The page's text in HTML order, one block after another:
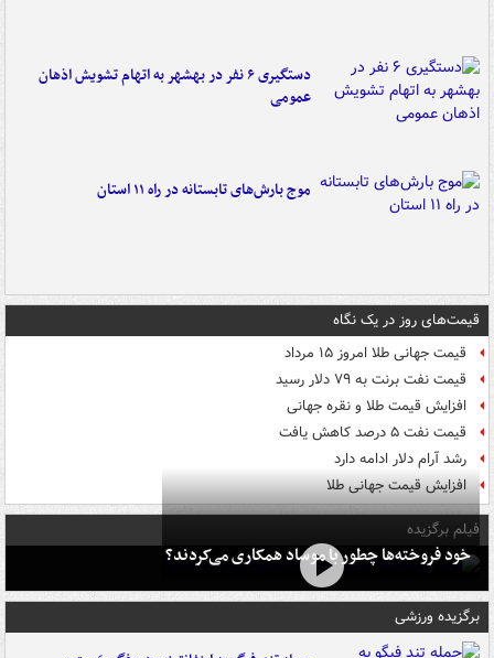
دستگیری ۶ نفر در بهشهر به اتهام تشویش اذهان
عمومی
موج بارش‌های تابستانه در راه ۱۱ استان
قیمت‌های روز در یک نگاه
قیمت جهانی طلا امروز ۱۵ مرداد
قیمت نفت برنت به ۷۹ دلار رسید
افزایش قیمت طلا و نقره جهانی
قیمت نفت ۵ درصد کاهش یافت
رشد آرام دلار ادامه دارد
افزایش قیمت جهانی طلا
فیلم برگزیده
خود فروخته‌ها چطور با موساد همکاری می‌کردند؟
برگزیده ورزشی